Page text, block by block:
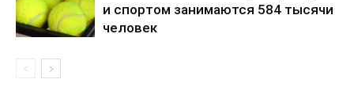
и спортом занимаются 584 тысячи
человек